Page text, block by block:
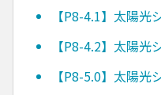
【P8-4.1】太陽光
【P8-4.2】太陽光
【P8-5.0】太陽光